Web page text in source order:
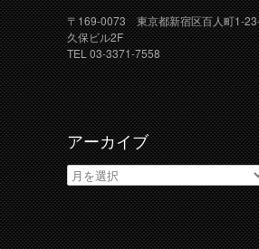
〒169-0073 東京都新宿区百人町1-
久保ビル2F
TEL 03-3371-7558
アーカイブ
ア
ー
カ
イ
ブ